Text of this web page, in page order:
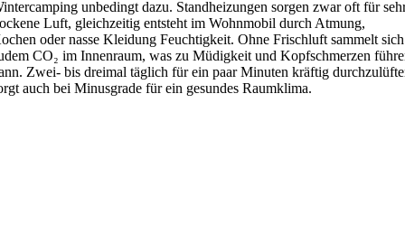
unbedingt dazu. Standheizungen sorgen zwar oft für
Luft, gleichzeitig entsteht im Wohnmobil durch Atmung,
oder nasse Kleidung Feuchtigkeit. Ohne Frischluft sammelt sich
CO₂ im Innenraum, was zu Müdigkeit und Kopfschmerzen
Zwei- bis dreimal täglich für ein paar Minuten kräftig
auch bei Minusgrade für ein gesundes Raumklima.